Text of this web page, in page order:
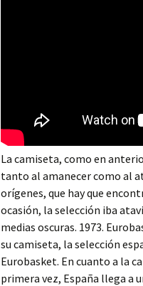
La camiseta, como en
tanto al amanecer como al
orígenes, que hay que
ocasión, la selección iba
medias oscuras. 1973.
su camiseta, la selección
Eurobasket. En cuanto a la
primera vez, España llega a